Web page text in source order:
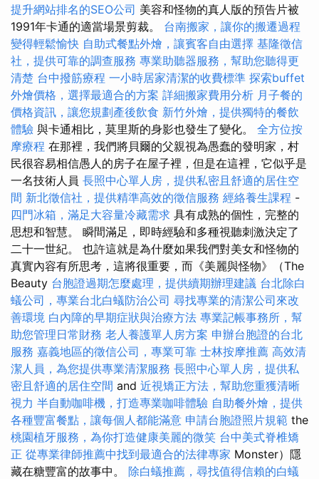
提升網站排名的SEO公司 美容和怪物的真人版的預告片被
1991年卡通的適當場景剪裁。 台南搬家，讓你的搬遷過程
變得輕鬆愉快 自助式餐點外燴，讓賓客自由選擇 基隆徵信
社，提供可靠的調查服務 專業助聽器服務，幫助您聽得更
清楚 台中撥筋療程 一小時居家清潔的收費標準 探索buffet
外燴價格，選擇最適合的方案 詳細搬家費用分析 月子餐的
價格資訊，讓您規劃產後飲食 新竹外燴，提供獨特的餐飲
體驗 與卡通相比，莫里斯的身影也發生了變化。 全方位按
摩療程 在那裡，我們將貝爾的父親視為愚蠢的發明家，村
民很容易相信愚人的房子在屋子裡，但是在這裡，它似乎是
一名技術人員 長照中心單人房，提供私密且舒適的居住空
間 新北徵信社，提供精準高效的徵信服務 經絡養生課程 -
四門冰箱，滿足大容量冷藏需求 具有成熟的個性，完整的
思想和智慧。 瞬間滿足，即時經驗和多種視聽刺激決定了
二十一世紀。 也許這就是為什麼如果我們對美女和怪物的
真實內容有所思考，這將很重要，而《美麗與怪物》（The
Beauty 台胞證過期怎麼處理，提供續期辦理建議 台北除白
蟻公司，專業台北白蟻防治公司 尋找專業的清潔公司來改
善環境 白內障的早期症狀與治療方法 專業記帳事務所，幫
助您管理日常財務 老人養護單人房方案 申辦台胞證的台北
服務 嘉義地區的徵信公司，專業可靠 士林按摩推薦 高效清
潔人員，為您提供專業清潔服務 長照中心單人房，提供私
密且舒適的居住空間 and 近視矯正方法，幫助您重獲清晰
視力 半自動咖啡機，打造專業咖啡體驗 自助餐外燴，提供
各種豐富餐點，讓每個人都能滿意 申請台胞證照片規範 the
桃園植牙服務，為你打造健康美麗的微笑 台中美式脊椎矯
正 從專業律師推薦中找到最適合的法律專家 Monster）隱
藏在糖豐富的故事中。 除白蟻推薦，尋找值得信賴的白蟻